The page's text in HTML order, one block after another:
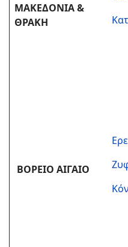
ΜΑΚΕΔΟΝΙΑ &
ΘΡΑΚΗ
ΒΟΡΕΙΟ ΑΙΓΑΙΟ